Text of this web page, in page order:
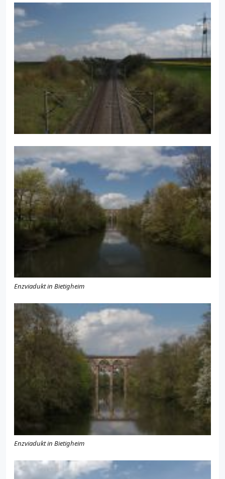
Enzviadukt in Bietigheim
Enzviadukt in Bietigheim